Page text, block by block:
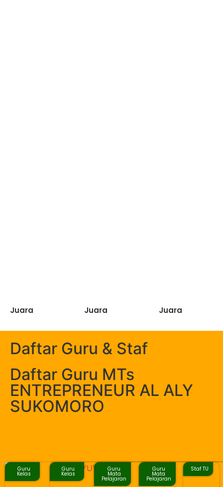
Juara Juara Juara
Daftar Guru & Staf
Daftar Guru MTs
ENTREPRENEUR AL ALY
SUKOMORO
Guru
Kelas
Guru
Kelas
Guru
Mata
Pelajaran
Guru
Mata
Pelajaran
Staf TU